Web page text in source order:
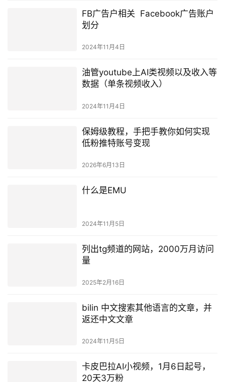
FB广告户相关 Facebook广告账户
划分
2024年11月4日
油管youtube上AI类视频以及收入等
数据（单条视频收入）
2024年11月4日
保姆级教程，手把手教你如何实现
低粉推特账号变现
2026年6月13日
什么是EMU
2024年11月5日
列出tg频道的网站，2000万月访问
量
2025年2月16日
bilin 中文搜索其他语言的文章，并
返还中文文章
2024年11月5日
卡皮巴拉AI小视频，1月6日起号，
20天3万粉